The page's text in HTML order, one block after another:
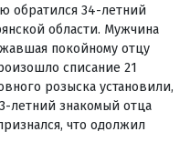
обратился 34-летний
области. Мужчина
покойному отцу
списание 21
розыска установили,
летний знакомый отца
что одолжил